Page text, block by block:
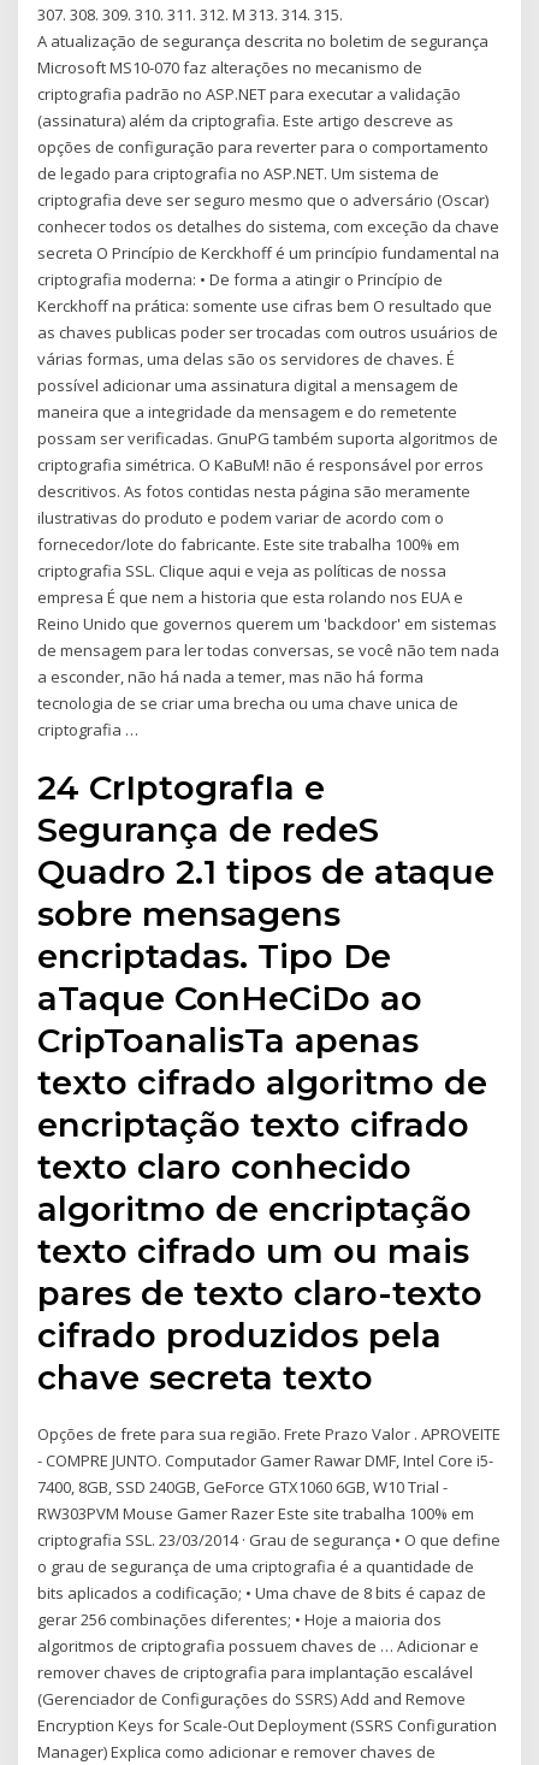
307. 308. 309. 310. 311. 312. M 313. 314. 315.
A atualização de segurança descrita no boletim de segurança
Microsoft MS10-070 faz alterações no mecanismo de
criptografia padrão no ASP.NET para executar a validação
(assinatura) além da criptografia. Este artigo descreve as
opções de configuração para reverter para o comportamento
de legado para criptografia no ASP.NET. Um sistema de
criptografia deve ser seguro mesmo que o adversário (Oscar)
conhecer todos os detalhes do sistema, com exceção da chave
secreta O Princípio de Kerckhoff é um princípio fundamental na
criptografia moderna: • De forma a atingir o Princípio de
Kerckhoff na prática: somente use cifras bem O resultado que
as chaves publicas poder ser trocadas com outros usuários de
várias formas, uma delas são os servidores de chaves. É
possível adicionar uma assinatura digital a mensagem de
maneira que a integridade da mensagem e do remetente
possam ser verificadas. GnuPG também suporta algoritmos de
criptografia simétrica. O KaBuM! não é responsável por erros
descritivos. As fotos contidas nesta página são meramente
ilustrativas do produto e podem variar de acordo com o
fornecedor/lote do fabricante. Este site trabalha 100% em
criptografia SSL. Clique aqui e veja as políticas de nossa
empresa É que nem a historia que esta rolando nos EUA e
Reino Unido que governos querem um 'backdoor' em sistemas
de mensagem para ler todas conversas, se você não tem nada
a esconder, não há nada a temer, mas não há forma
tecnologia de se criar uma brecha ou uma chave unica de
criptografia …
24 CrIptografIa e
Segurança de redeS
Quadro 2.1 tipos de ataque
sobre mensagens
encriptadas. Tipo De
aTaque ConHeCiDo ao
CripToanalisTa apenas
texto cifrado algoritmo de
encriptação texto cifrado
texto claro conhecido
algoritmo de encriptação
texto cifrado um ou mais
pares de texto claro-texto
cifrado produzidos pela
chave secreta texto
Opções de frete para sua região. Frete Prazo Valor . APROVEITE
- COMPRE JUNTO. Computador Gamer Rawar DMF, Intel Core i5-
7400, 8GB, SSD 240GB, GeForce GTX1060 6GB, W10 Trial -
RW303PVM Mouse Gamer Razer Este site trabalha 100% em
criptografia SSL. 23/03/2014 · Grau de segurança • O que define
o grau de segurança de uma criptografia é a quantidade de
bits aplicados a codificação; • Uma chave de 8 bits é capaz de
gerar 256 combinações diferentes; • Hoje a maioria dos
algoritmos de criptografia possuem chaves de … Adicionar e
remover chaves de criptografia para implantação escalável
(Gerenciador de Configurações do SSRS) Add and Remove
Encryption Keys for Scale-Out Deployment (SSRS Configuration
Manager) Explica como adicionar e remover chaves de